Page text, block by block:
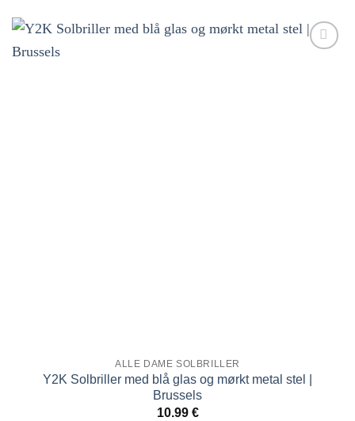
ALLE DAME SOLBRILLER
Y2K Solbriller med blå glas og mørkt metal stel |
Brussels
10.99 €